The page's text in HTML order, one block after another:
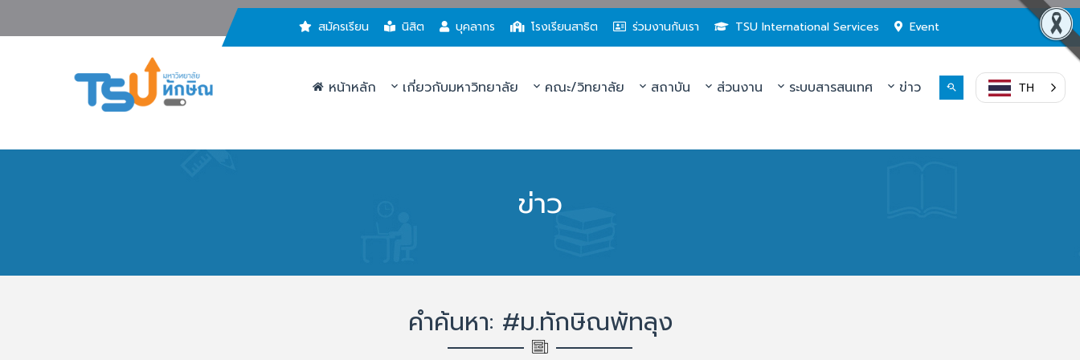
สมัครเรียน นิสิต บุคลากร โรงเรียนสาธิต ร่วมงานกับเรา TSU International Services Event
หน้าหลัก เกี่ยวกับมหาวิทยาลัย คณะ/วิทยาลัย สถาบัน ส่วนงาน ระบบสารสนเทศ ข่าว TH
ข่าว
คำค้นหา: #ม.ทักษิณพัทลุง